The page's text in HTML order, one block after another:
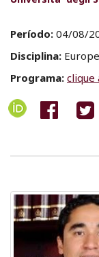
Período: 04/08/
Disciplina:
Programa: clique